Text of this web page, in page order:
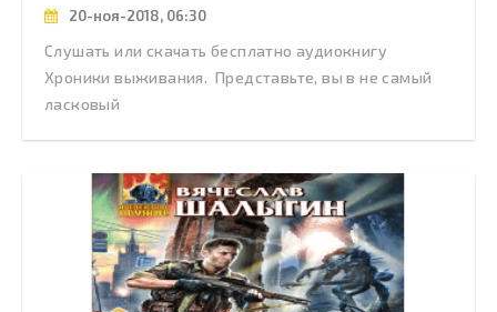
20-ноя-2018, 06:30
Слушать или скачать бесплатно аудиокнигу
Хроники выживания. Представьте, вы в не самый
ласковый